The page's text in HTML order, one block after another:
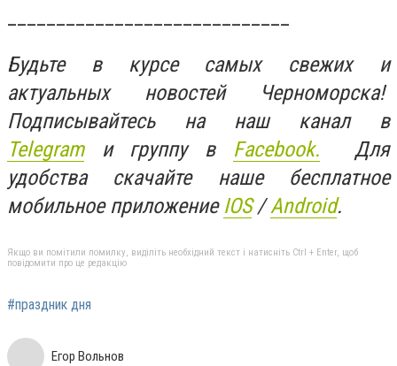
Будьте в курсе самых свежих и
актуальных новостей Черноморска!
Подписывайтесь на наш канал в
Telegramи группу в Facebook. Для
удобства скачайте наше бесплатное
мобильное приложение IOS/Android.
Якщо ви помітили помилку, виділіть необхідний текст і натисніть Ctrl + Enter, щоб
повідомити про це редакцію
#праздник дня
Егор Вольнов